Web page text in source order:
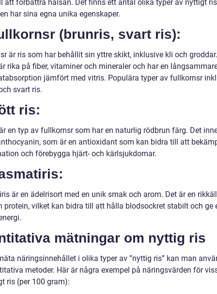
att förbättra hälsan. Det finns ett antal olika typer av nyttigt
har sina egna unika egenskaper.
(brunris, svart ris):
är ris som har behållit sin yttre skikt, inklusive kli och
rika på fiber, vitaminer och mineraler och har en
jämfört med vitris. Populära typer av fullkornsr
svart ris.
ris:
en typ av fullkornsr som har en naturlig rödbrun färg. Det
som är en antioxidant som kan bidra till att
och förebygga hjärt- och kärlsjukdomar.
är en ädelrisort med en unik smak och arom. Det är en
protein, vilket kan bidra till att hålla blodsockret stabilt och ge
mätningar om nyttig ris
näringsinnehållet i olika typer av ”nyttig ris” kan man
metoder. Här är några exempel på näringsvärden för
ris (per 100 gram):